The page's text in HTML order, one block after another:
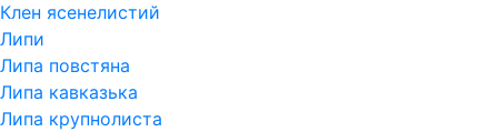
Клен ясенелистий
Липи
Липа повстяна
Липа кавказька
Липа крупнолиста